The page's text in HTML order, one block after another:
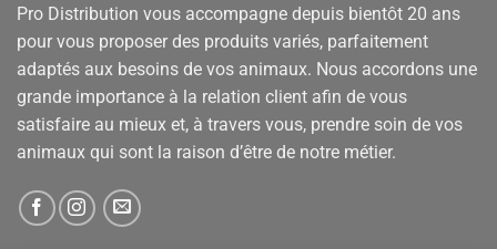
Pro Distribution vous accompagne depuis bientôt 20 ans
pour vous proposer des produits variés, parfaitement
adaptés aux besoins de vos animaux. Nous accordons une
grande importance à la relation client afin de vous
satisfaire au mieux et, à travers vous, prendre soin de vos
animaux qui sont la raison d’être de notre métier.